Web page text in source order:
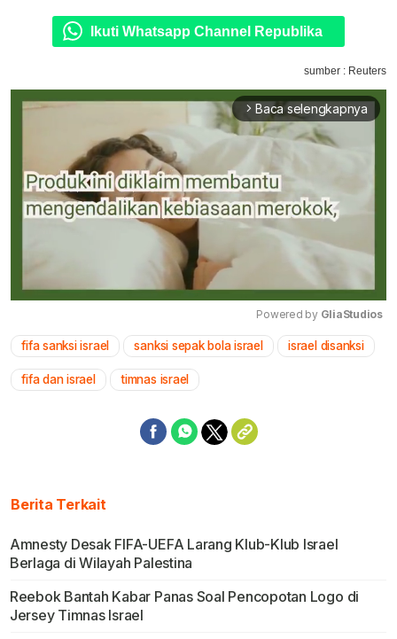
Ikuti Whatsapp Channel Republika
sumber : Reuters
arrow_forward_ios Baca selengkapnya
Mute
Powered by GliaStudios
fifa sanksi israel sanksi sepak bola israel israel disanksi
fifa dan israel timnas israel
Berita Terkait
Amnesty Desak FIFA-UEFA Larang Klub-Klub Israel
Berlaga di Wilayah Palestina
Reebok Bantah Kabar Panas Soal Pencopotan Logo di
Jersey Timnas Israel